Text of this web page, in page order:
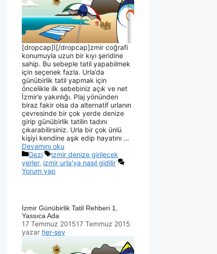
[dropcap]İ[/dropcap]zmir coğrafi
konumuyla uzun bir kıyı şeridine
sahip. Bu sebeple tatil yapabilmek
için seçenek fazla. Urla’da
günübirlik tatil yapmak için
öncelikle ilk sebebiniz açık ve net
İzmir’e yakınlığı. Plaj yönünden
biraz fakir olsa da alternatif urlanın
çevresinde bir çok yerde denize
girip günübirlik tatilin tadını
çıkarabilirsiniz. Urla bir çok ünlü
kişiyi kendine aşık edip hayatını …
Devamını oku
Gezi
izmir denize girilecek
yerler, izmir urla'ya nasıl gidilir
Yorum yap
İzmir Günübirlik Tatil Rehberi 1,
Yassıca Ada
17 Temmuz 201517 Temmuz 2015
yazar her-sey